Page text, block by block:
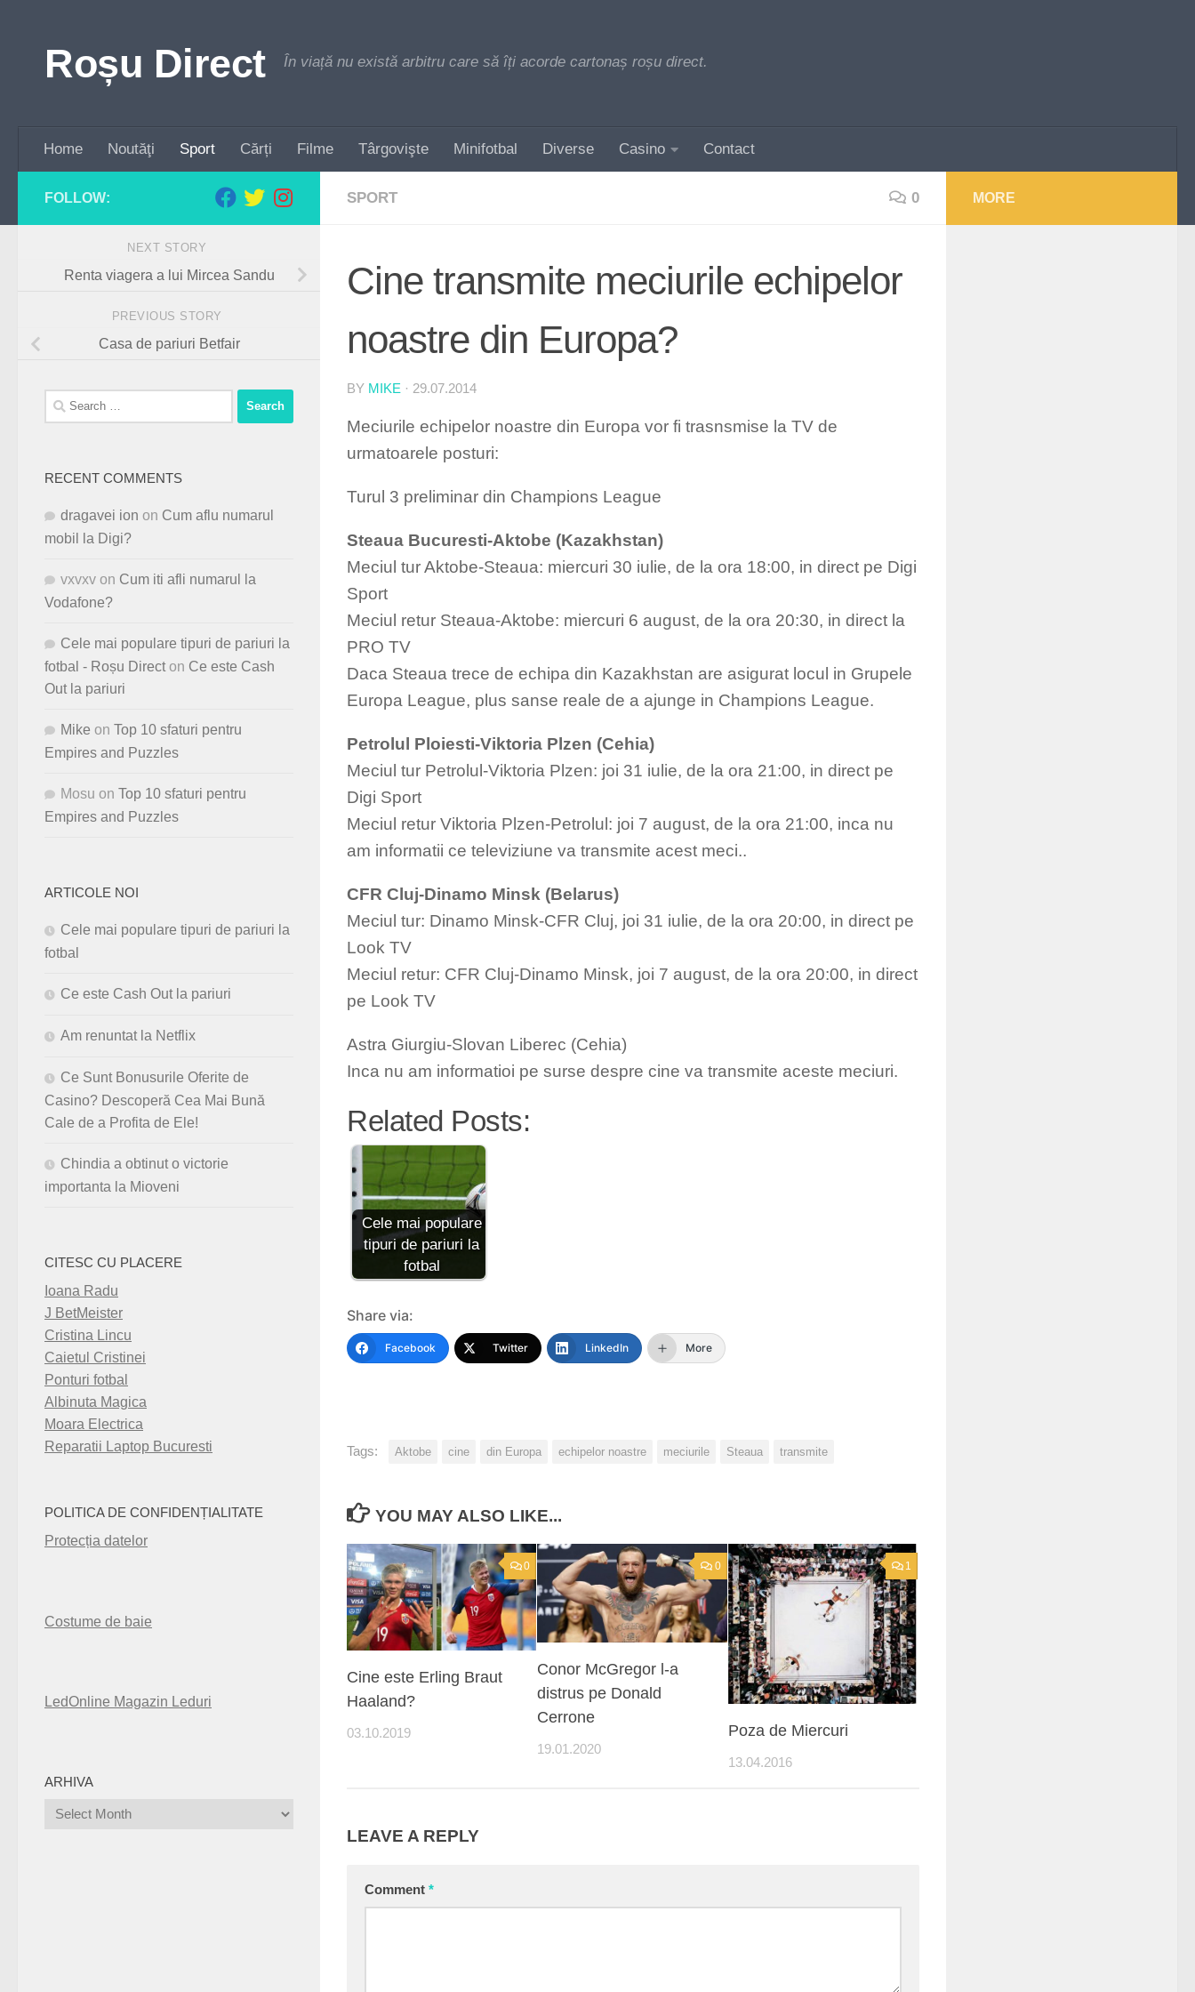
Roșu Direct În viață nu există arbitru care să îți acorde cartonaș roșu direct.
Home Noutăţi Sport Cărți Filme Târgovişte Minifotbal Diverse Casino Contact
SPORT 0
Cine transmite meciurile echipelor
noastre din Europa?
BY MIKE · 29.07.2014
Meciurile echipelor noastre din Europa vor fi trasnsmise la TV de
urmatoarele posturi:
Turul 3 preliminar din Champions League
Steaua Bucuresti-Aktobe (Kazakhstan)
Meciul tur Aktobe-Steaua: miercuri 30 iulie, de la ora 18:00, in direct pe Digi
Sport
Meciul retur Steaua-Aktobe: miercuri 6 august, de la ora 20:30, in direct la
PRO TV
Daca Steaua trece de echipa din Kazakhstan are asigurat locul in Grupele
Europa League, plus sanse reale de a ajunge in Champions League.
Petrolul Ploiesti-Viktoria Plzen (Cehia)
Meciul tur Petrolul-Viktoria Plzen: joi 31 iulie, de la ora 21:00, in direct pe
Digi Sport
Meciul retur Viktoria Plzen-Petrolul: joi 7 august, de la ora 21:00, inca nu
am informatii ce televiziune va transmite acest meci..
CFR Cluj-Dinamo Minsk (Belarus)
Meciul tur: Dinamo Minsk-CFR Cluj, joi 31 iulie, de la ora 20:00, in direct pe
Look TV
Meciul retur: CFR Cluj-Dinamo Minsk, joi 7 august, de la ora 20:00, in direct
pe Look TV
Astra Giurgiu-Slovan Liberec (Cehia)
Inca nu am informatioi pe surse despre cine va transmite aceste meciuri.
Related Posts:
Cele mai populare
tipuri de pariuri la
fotbal
Share via:
Facebook Twitter LinkedIn More
Tags: Aktobe cine din Europa echipelor noastre meciurile Steaua transmite
YOU MAY ALSO LIKE...
0
Cine este Erling Braut
Haaland?
03.10.2019
0
Conor McGregor l-a
distrus pe Donald
Cerrone
19.01.2020
1
Poza de Miercuri
13.04.2016
LEAVE A REPLY
Comment *
FOLLOW:
NEXT STORY
Renta viagera a lui Mircea Sandu
PREVIOUS STORY
Casa de pariuri Betfair
Search
for:
RECENT COMMENTS
dragavei ion on Cum aflu numarul
mobil la Digi?
vxvxv on Cum iti afli numarul la
Vodafone?
Cele mai populare tipuri de pariuri la
fotbal - Roșu Direct on Ce este Cash
Out la pariuri
Mike on Top 10 sfaturi pentru
Empires and Puzzles
Mosu on Top 10 sfaturi pentru
Empires and Puzzles
ARTICOLE NOI
Cele mai populare tipuri de pariuri la
fotbal
Ce este Cash Out la pariuri
Am renuntat la Netflix
Ce Sunt Bonusurile Oferite de
Casino? Descoperă Cea Mai Bună
Cale de a Profita de Ele!
Chindia a obtinut o victorie
importanta la Mioveni
CITESC CU PLACERE
Ioana Radu
J BetMeister
Cristina Lincu
Caietul Cristinei
Ponturi fotbal
Albinuta Magica
Moara Electrica
Reparatii Laptop Bucuresti
POLITICA DE CONFIDENȚIALITATE
Protecția datelor
Costume de baie
LedOnline Magazin Leduri
ARHIVA
Arhiva
MORE